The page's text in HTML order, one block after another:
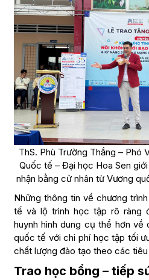
ThS. Phù Trường Thắng – Phó
Quốc tế – Đại học Hoa Sen
nhận bằng cử nhân từ Vương
Những thông tin về chương
tế và lộ trình học tập rõ ràng
huynh hình dung cụ thể hơn
quốc tế với chi phí học tập tối
chất lượng đào tạo theo các
Trao học bổng – tiếp